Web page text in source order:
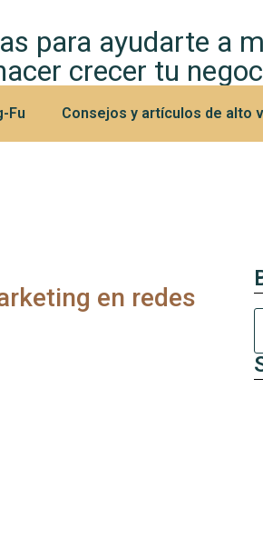
para ayudarte a
crecer tu
Fu Consejos y artículos de alto
en redes